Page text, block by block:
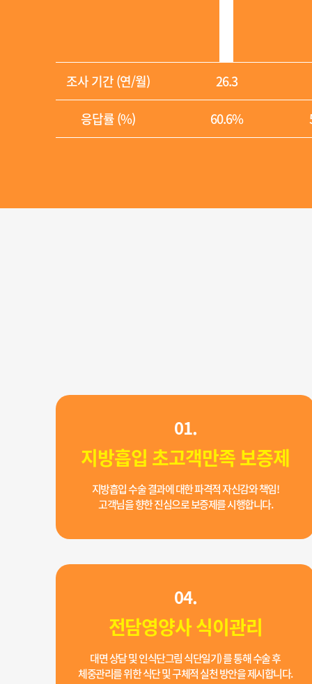
조사 기간 (연/월)
26.3
응답률 (%)
60.6%
01.
지방흡입 초고객만족 보증제
지방흡입 수술 결과에 대한 파격적 자신감와 책임!
고객님을 향한 진심으로 보증제를 시행합니다.
04.
전담영양사 식이관리
대면 상담 및 인식단그림 식단일기) 를 통해 수술 후
체중관리를 위한 식단 및 구체적 실천 방안을 제시합니다.